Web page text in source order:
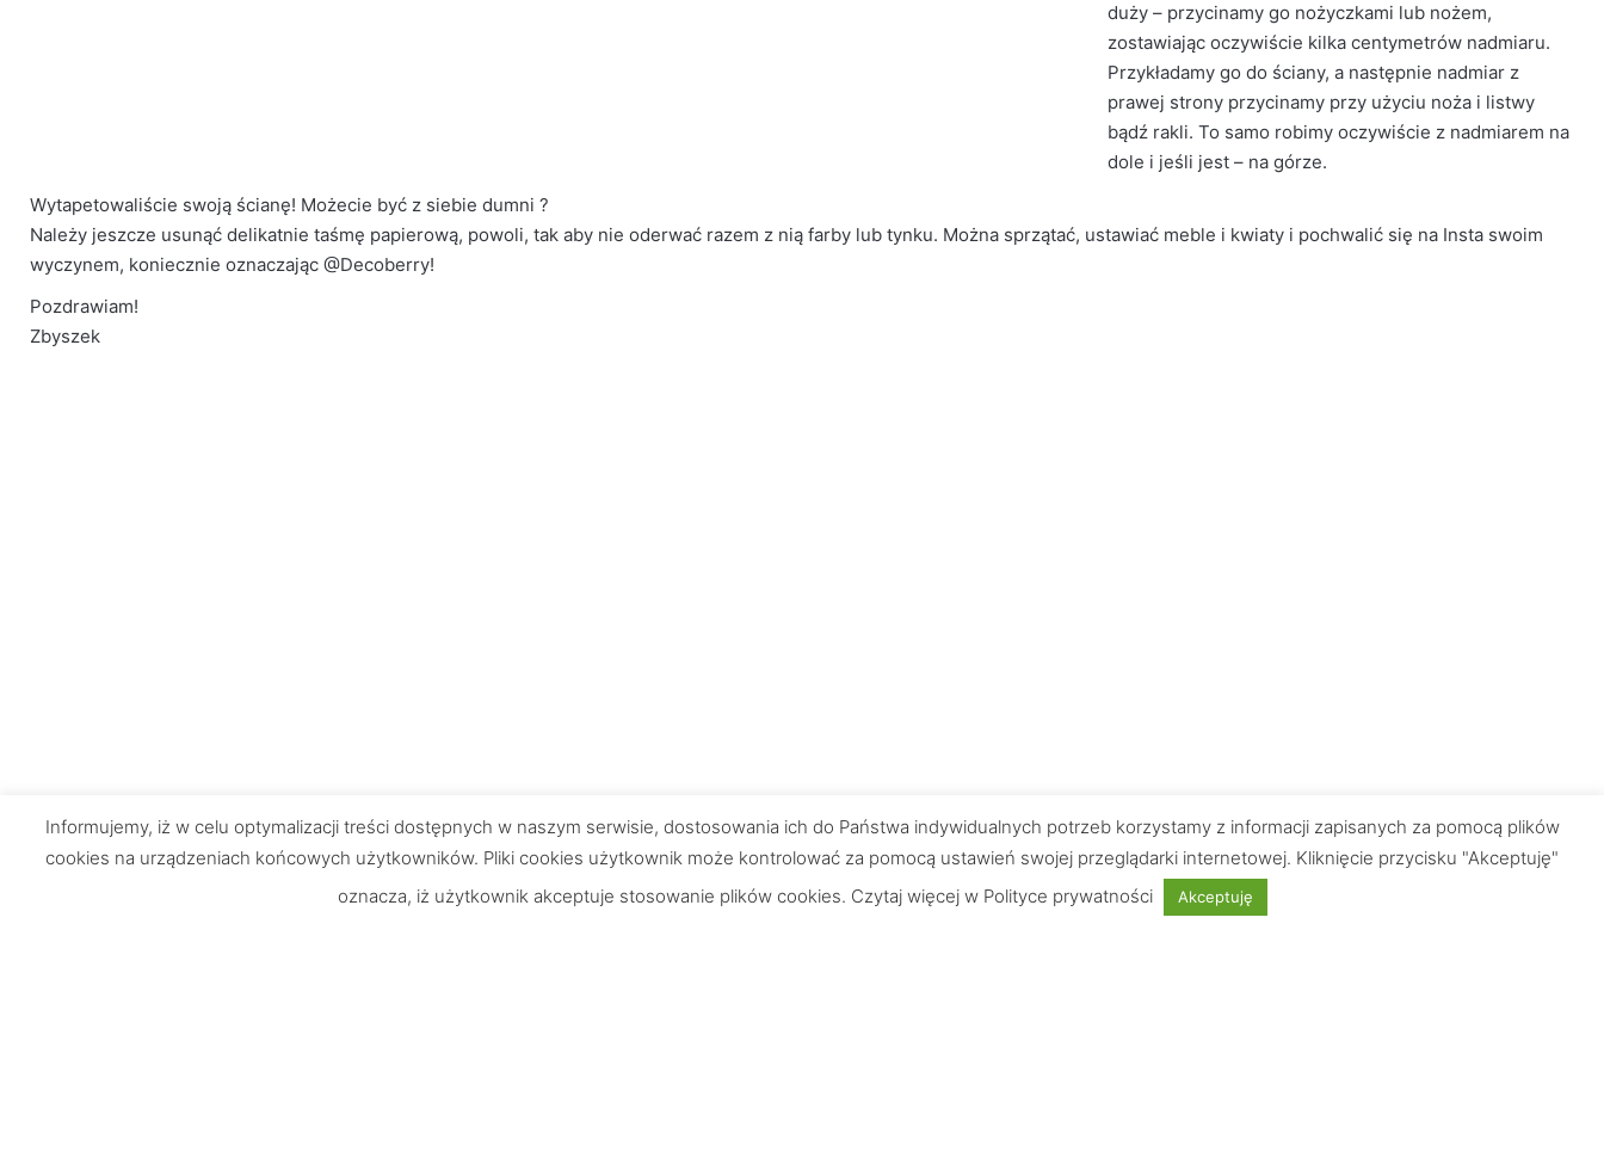
duży – przycinamy go nożyczkami lub nożem,
zostawiając oczywiście kilka centymetrów nadmiaru.
Przykładamy go do ściany, a następnie nadmiar z
prawej strony przycinamy przy użyciu noża i listwy
bądź rakli. To samo robimy oczywiście z nadmiarem na
dole i jeśli jest – na górze.
Wytapetowaliście swoją ścianę! Możecie być z siebie dumni ?
Należy jeszcze usunąć delikatnie taśmę papierową, powoli, tak aby nie oderwać razem z nią farby lub tynku. Można sprzątać, ustawiać meble i kwiaty i pochwalić się na Insta swoim
wyczynem, koniecznie oznaczając @Decoberry!
Pozdrawiam!
Zbyszek
Informacje Wskazówki Płatności obsługuje
Informujemy, iż w celu optymalizacji treści dostępnych w naszym serwisie, dostosowania ich do Państwa indywidualnych potrzeb korzystamy z informacji zapisanych za pomocą plików
cookies na urządzeniach końcowych użytkowników. Pliki cookies użytkownik może kontrolować za pomocą ustawień swojej przeglądarki internetowej. Kliknięcie przycisku "Akceptuję"
oznacza, iż użytkownik akceptuje stosowanie plików cookies. Czytaj więcej w Polityce prywatności Akceptuję
Masz pytania?